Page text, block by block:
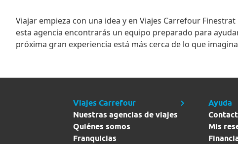
Viajar empieza con una idea y en Viajes Carrefour Finestrat
esta agencia encontrarás un equipo preparado para
próxima gran experiencia está más cerca de lo que
Viajes Carrefour
Nuestras agencias de viajes
Quiénes somos
Franquicias
Ayuda
Mis